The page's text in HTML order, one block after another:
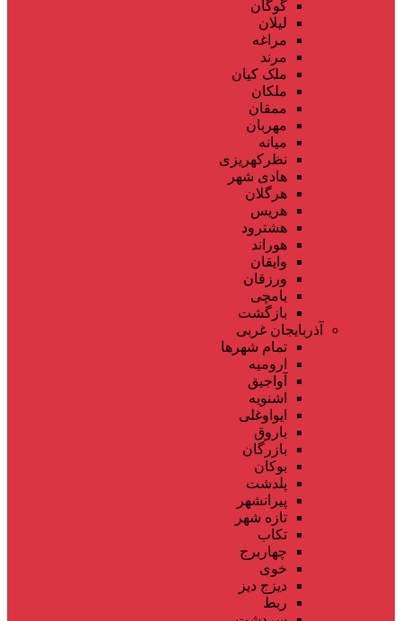
گوگان
لیلان
مراغه
مرند
ملک کیان
ملکان
ممقان
مهربان
میانه
نظرکهریزی
هادی شهر
هرگلان
هریس
هشترود
هوراند
وایقان
ورزقان
یامچی
بازگشت
آذربایجان غربی
تمام شهر‌ها
ارومیه
آواجیق
اشنویه
ایواوغلی
باروق
بازرگان
بوکان
پلدشت
پیرانشهر
تازه شهر
تکاب
چهاربرج
خوی
دیزج دیز
ربط